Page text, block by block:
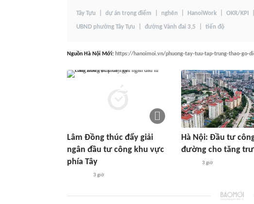
Tây Tựu dự án trọng điểm nghẽn HanoiWork OKR/KPI
UBND phường Tây Tựu đường Vành đai 3,5 tiến độ
Nguồn Hà Nội Mới: https://hanoimoi.vn/phuong-tay-tuu-tap-trung-thao-go-
Lâm Đồng thúc đẩy giải
ngân đầu tư công khu vực
phía Tây
3 giờ
Hà Nội: Đầu tư
đường cho tăng
3 giờ